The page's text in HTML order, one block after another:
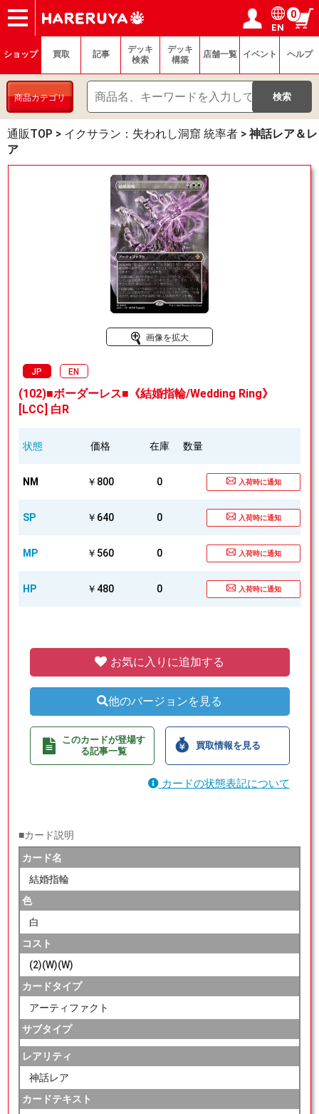
ショップ
買取
記事
デッキ検索
デッキ構築
選手一覧
店舗一覧
イベント
ヘルプ
お問い合わせ ログイン／会員登録
マイページ
EN
0
ショップ 買取 記事
デッキ
検索
デッキ
構築
店舗一覧 イベント ヘルプ
商品カテゴリ
通販TOP > イクサラン：失われし洞窟 統率者 > 神話レア＆レ
ア
画像を拡大
JP EN
(102)■ボーダーレス■《結婚指輪/Wedding Ring》
[LCC] 白R
状態 価格 在庫 数量
NM ￥800 0 入荷時に通知
SP ￥640 0 入荷時に通知
MP ￥560 0 入荷時に通知
HP ￥480 0 入荷時に通知
お気に入りに追加する
他のバージョンを見る
このカードが登場す
る記事一覧
買取情報を見る
カードの状態表記について
■カード説明
カード名
結婚指輪
色
白
コスト
(2)(W)(W)
カードタイプ
アーティファクト
サブタイプ
レアリティ
神話レア
カードテキスト